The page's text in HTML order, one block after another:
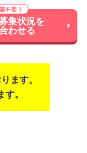
集状況を
わせる
ます。
。